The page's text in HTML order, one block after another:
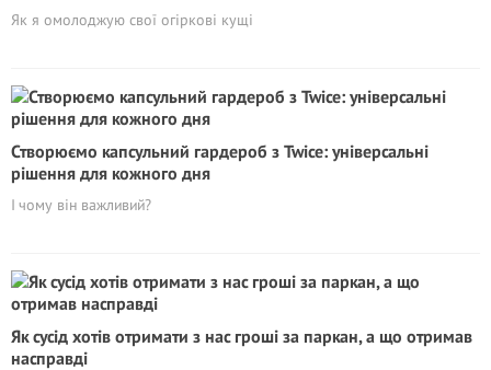
Як я омолоджую свої огіркові кущі
Створюємо капсульний гардероб з Twice: універсальні
рішення для кожного дня
І чому він важливий?
Як сусід хотів отримати з нас грoші за паркан, а що отримав
насправді